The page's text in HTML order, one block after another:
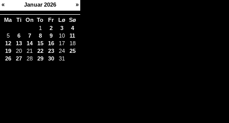
« »
Januar 2026
Ma Ti On To Fr Lø
Sø
1
2 3
4
5
6 7 8 9 10
11
12
13 14 15 16 17
18
19
20 21 22 23 24
25
26
27 28 29 30 31